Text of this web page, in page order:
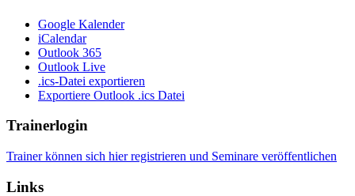
Google Kalender
iCalendar
Outlook 365
Outlook Live
.ics-Datei exportieren
Exportiere Outlook .ics Datei
Trainerlogin
Trainer können sich hier registrieren und Seminare veröffentlichen
Links